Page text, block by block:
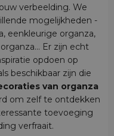
verbeelding. We
mogelijkheden -
eenkleurige organza,
Er zijn echt
opdoen op
beschikbaar zijn die
van organza
om zelf te ontdekken
toevoeging
verfraait.